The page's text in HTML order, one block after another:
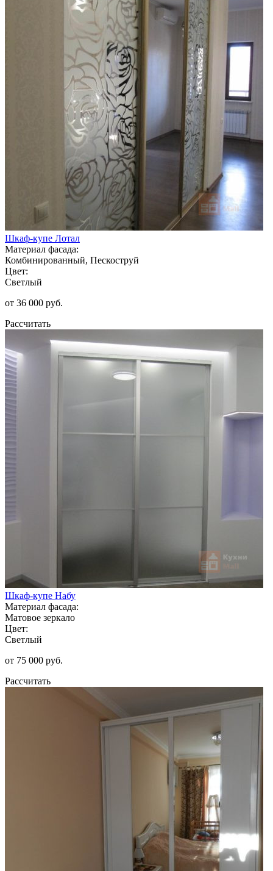
Шкаф-купе Лотал
Материал фасада:
Комбинированный, Пескоструй
Цвет:
Светлый
от 36 000 руб.
Рассчитать
Шкаф-купе Набу
Материал фасада:
Матовое зеркало
Цвет:
Светлый
от 75 000 руб.
Рассчитать